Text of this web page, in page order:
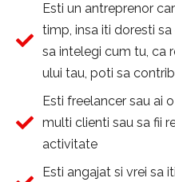
Esti un antreprenor
timp, insa iti doresti
sa intelegi cum tu, ca
ului tau, poti sa
Esti freelancer sau ai
multi clienti sau sa fii
activitate​
Esti angajat si vrei sa